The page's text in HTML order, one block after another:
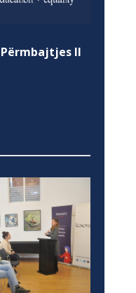
II